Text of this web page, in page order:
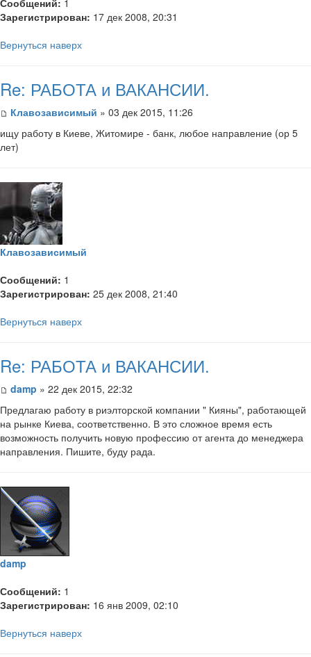
Зарегистрирован: 17 дек 2008, 20:31
Вернуться наверх
Re: РАБОТА и ВАКАНСИИ.
Клавозависимый » 03 дек 2015, 11:26
ищу работу в Киеве, Житомире - банк, любое направление (ор 5
лет)
Клавозависимый
Сообщений: 1
Зарегистрирован: 25 дек 2008, 21:40
Вернуться наверх
Re: РАБОТА и ВАКАНСИИ.
damp » 22 дек 2015, 22:32
Предлагаю работу в риэлторской компании " Кияны", работающей
на рынке Киева, соответственно. В это сложное время есть
возможность получить новую профессию от агента до менеджера
направления. Пишите, буду рада.
damp
Сообщений: 1
Зарегистрирован: 16 янв 2009, 02:10
Вернуться наверх